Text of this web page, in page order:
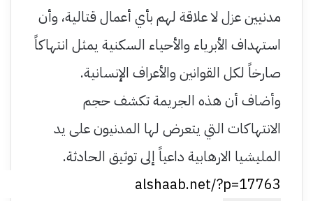
مدنيين عزل لا علاقة لهم بأي أعمال قتالية، وأن
استهداف الأبرياء والأحياء السكنية يمثل انتهاكاً
صارخاً لكل القوانين والأعراف الإنسانية.
وأضاف أن هذه الجريمة تكشف حجم
الانتهاكات التي يتعرض لها المدنيون على يد
المليشيا الارهابية داعياً إلى توثيق الحادثة.